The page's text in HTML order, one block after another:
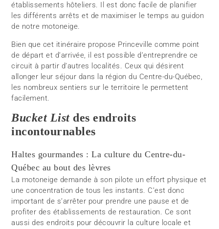
établissements hôteliers. Il est donc facile de planifier
les différents arrêts et de maximiser le temps au guidon
de notre motoneige.
Bien que cet itinéraire propose Princeville comme point
de départ et d’arrivée, il est possible d’entreprendre ce
circuit à partir d’autres localités. Ceux qui désirent
allonger leur séjour dans la région du Centre-du-Québec,
les nombreux sentiers sur le territoire le permettent
facilement.
Bucket Listdes endroits
incontournables
Haltes gourmandes : La culture du Centre-du-
Québec au bout des lèvres
La motoneige demande à son pilote un effort physique et
une concentration de tous les instants. C’est donc
important de s’arrêter pour prendre une pause et de
profiter des établissements de restauration. Ce sont
aussi des endroits pour découvrir la culture locale et